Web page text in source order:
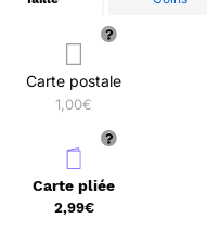
Carte postale
1,00€
Carte pliée
2,99€